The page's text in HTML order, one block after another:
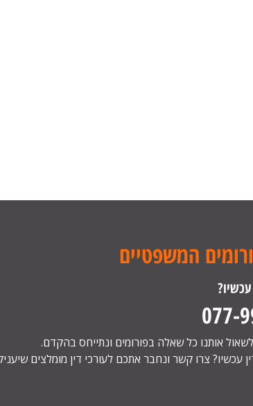
המשפטיים
077-
אותנו כל שאלה בפורומים ונתייחס בהקדם.
עכשיו? צרו קשר ונחבר אתכם לעורכי דין מומלצים